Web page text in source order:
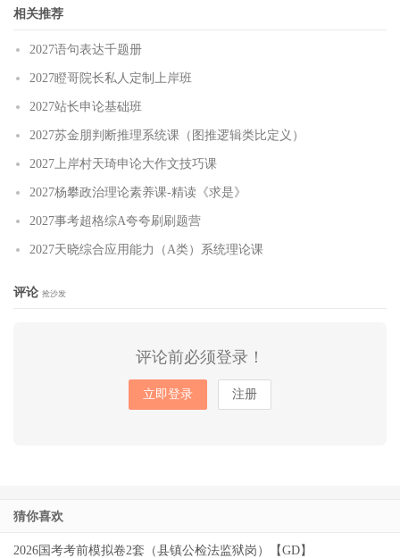
相关推荐
2027语句表达千题册
2027瞪哥院长私人定制上岸班
2027站长申论基础班
2027苏金朋判断推理系统课（图推逻辑类比定义）
2027上岸村天琦申论大作文技巧课
2027杨攀政治理论素养课-精读《求是》
2027事考超格综A夸夸刷刷题营
2027天晓综合应用能力（A类）系统理论课
评论 抢沙发
评论前必须登录！
立即登录 注册
猜你喜欢
2026国考考前模拟卷2套（县镇公检法监狱岗）【GD】